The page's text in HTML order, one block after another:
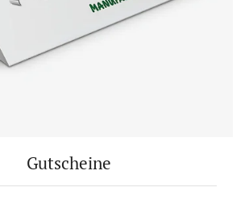
Gutscheine